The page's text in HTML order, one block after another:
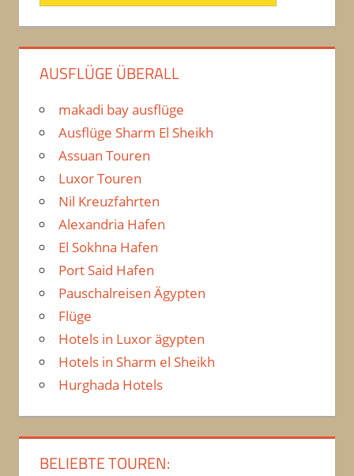
AUSFLÜGE ÜBERALL
makadi bay ausflüge
Ausflüge Sharm El Sheikh
Assuan Touren
Luxor Touren
Nil Kreuzfahrten
Alexandria Hafen
El Sokhna Hafen
Port Said Hafen
Pauschalreisen Ägypten
Flüge
Hotels in Luxor ägypten
Hotels in Sharm el Sheikh
Hurghada Hotels
BELIEBTE TOUREN: